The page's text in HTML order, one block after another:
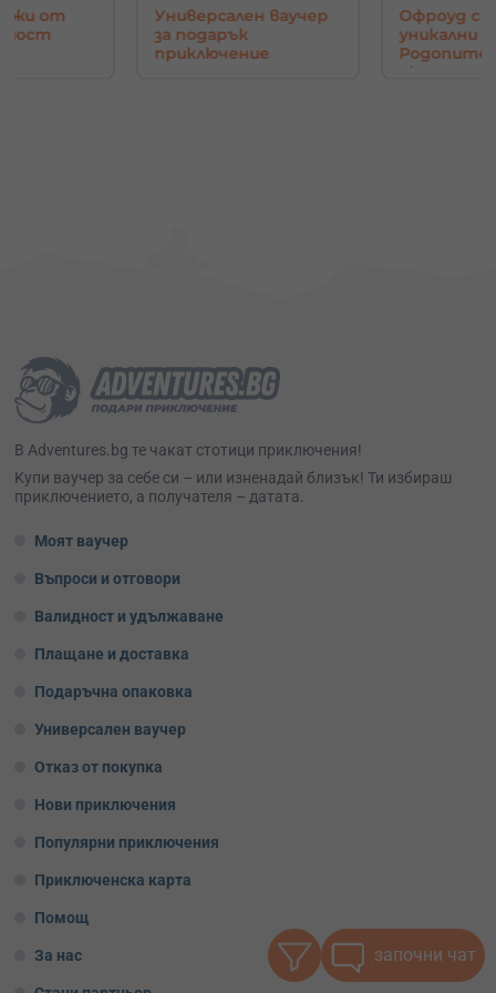
ваучер
Офроуд с джип до
уникални гледки в
Родопите - Орлово
самолет
София
В Adventures.bg те чакат стотици приключения!
Kупи ваучер за себе си – или изненадай близък! Ти избираш
приключението, а получателя – датата.
Моят ваучер
Въпроси и отговори
Валидност и удължаване
Плащане и доставка
Подаръчна опаковка
Универсален ваучер
Отказ от покупка
Нови приключения
Популярни приключения
Приключенска карта
Помощ
За нас започни чат